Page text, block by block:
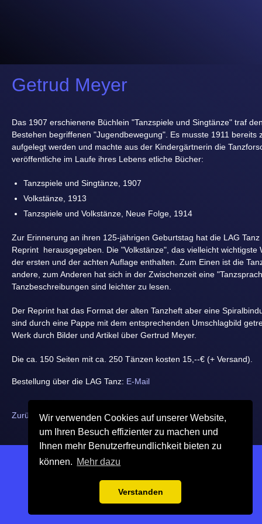
Wir verwenden Cookies auf unserer Website,
um Ihren Besuch effizienter zu machen und
Ihnen mehr Benutzerfreundlichkeit bieten zu
können. Mehr dazu
Verstanden
Getrud Meyer
Das 1907 erschienene Büchlein "Tanzspiele und Singtänze" traf
Bestehen begriffenen "Jugendbewegung". Es musste 1911 bereits
aufgelegt werden und machte aus der Kindergärtnerin die
veröffentliche im Laufe ihres Lebens etliche Bücher:
Tanzspiele und Singtänze, 1907
Volkstänze, 1913
Tanzspiele und Volkstänze, Neue Folge, 1914
Zur Erinnerung an ihren 125-jährigen Geburtstag hat die LAG
Reprint herausgegeben. Die "Volkstänze", das vielleicht wichtigste
der ersten und der achten Auflage enthalten. Zum Einen ist die
andere, zum Anderen hat sich in der Zwischenzeit eine
Tanzbeschreibungen sind leichter zu lesen.
Der Reprint hat das Format der alten Tanzheft aber eine
sind durch eine Pappe mit dem entsprechenden Umschlagbild
Werk durch Bilder und Artikel über Gertrud Meyer.
Die ca. 150 Seiten mit ca. 250 Tänzen kosten 15,--€ (+ Versand).
Bestellung über die LAG Tanz: E-Mail
Zurück zu Übersicht
IMPRESSUM